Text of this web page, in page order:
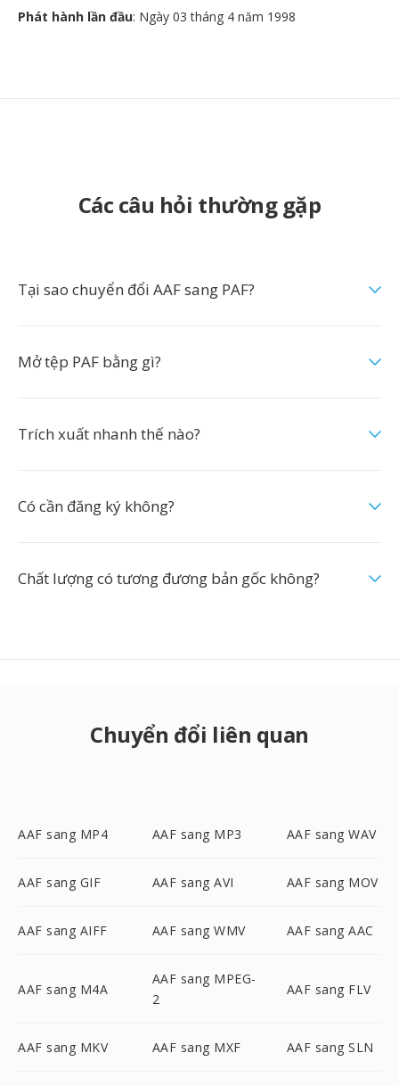
Phát hành lần đầu: Ngày 03 tháng 4 năm 1998
Các câu hỏi thường gặp
Tại sao chuyển đổi AAF sang PAF?
Mở tệp PAF bằng gì?
Trích xuất nhanh thế nào?
Có cần đăng ký không?
Chất lượng có tương đương bản gốc không?
Chuyển đổi liên quan
AAF sang MP4 AAF sang MP3 AAF sang WAV
AAF sang GIF AAF sang AVI AAF sang MOV
AAF sang AIFF AAF sang WMV AAF sang AAC
AAF sang M4A
AAF sang MPEG-
2
AAF sang FLV
AAF sang MKV AAF sang MXF AAF sang SLN